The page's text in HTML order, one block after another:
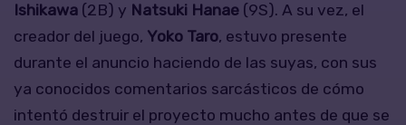
Ishikawa (2B) y Natsuki Hanae (9S). A su vez, el
creador del juego, Yoko Taro, estuvo presente
durante el anuncio haciendo de las suyas, con sus
ya conocidos comentarios sarcásticos de cómo
intentó destruir el proyecto mucho antes de que se